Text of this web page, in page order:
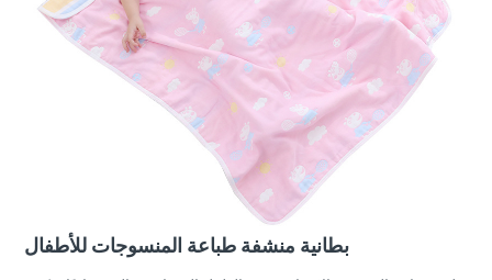
بطانية منشفة طباعة المنسوجات للأطفال